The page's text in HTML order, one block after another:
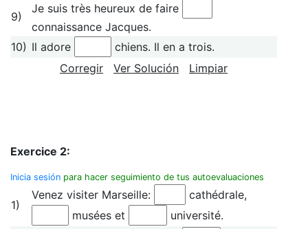
9)
Je suis très heureux de faire
connaissance Jacques.
10) Il adore
chiens. Il en a trois.
Corregir
Ver Solución Limpiar
Exercice 2:
Inicia sesión para hacer seguimiento de tus autoevaluaciones
1)
Venez visiter Marseille:
cathédrale,
musées et
université.